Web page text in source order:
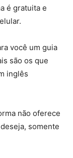
é gratuita e
você um guia
são os que
inglês
não oferece
somente